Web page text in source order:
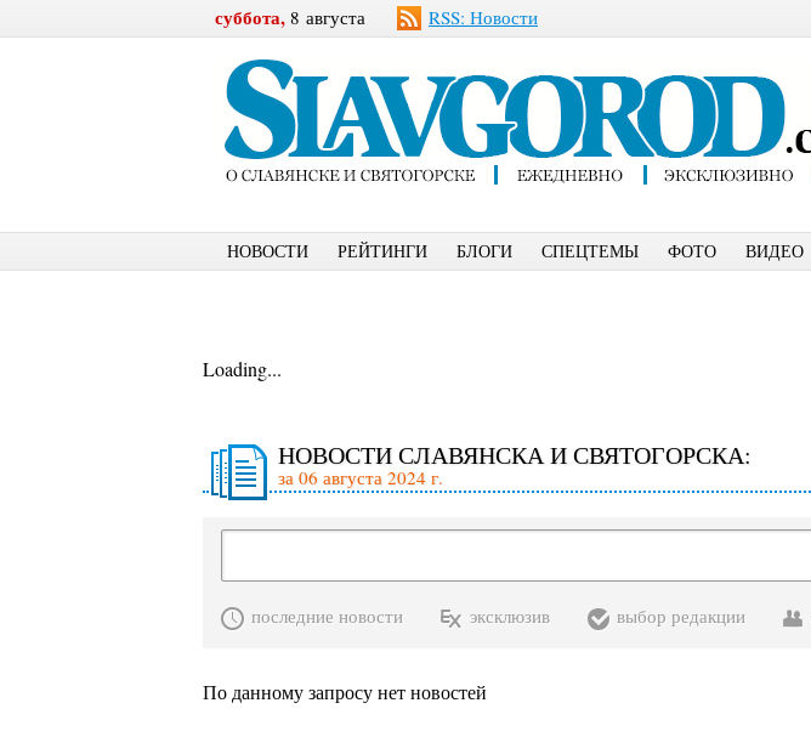
суббота, 8 августа RSS: Новости
НОВОСТИ РЕЙТИНГИ БЛОГИ СПЕЦТЕМЫ ФОТО ВИДЕО
Loading...
НОВОСТИ СЛАВЯНСКА И СВЯТОГОРСКА:
за 06 августа 2024 г.
последние новости эксклюзив выбор редакции
По данному запросу нет новостей